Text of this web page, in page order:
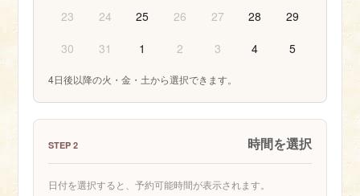
23
24 25 26 27 28
29
30
31 1 2 3 4 5
4日後以降の火・金・土から選択できます。
STEP 2 時間を選択
日付を選択すると、予約可能時間が表示されます。